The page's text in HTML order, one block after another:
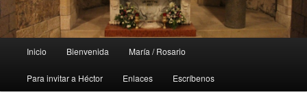
Inicio Bienvenida María / Rosario
Para invitar a Héctor Enlaces Escríbenos